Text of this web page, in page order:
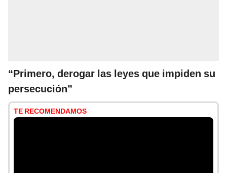
“Primero, derogar las leyes que impiden su
persecución”
TE RECOMENDAMOS